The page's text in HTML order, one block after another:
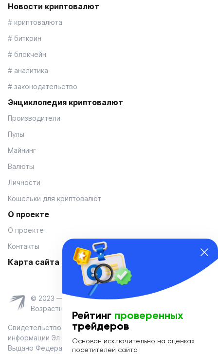
Новости криптовалют
# криптовалюта
# биткоин
# блокчейн
# аналитика
# законодательство
Энциклопедия криптовалют
Производители
Пулы
Майнинг
Валюты
Личности
Кошельки для криптовалют
О проекте
О проекте
Контакты
Карта сайта
© 2023 — Coinmania
Возрастное ограничение 16+
Свидетельство о регистрации средства массовой
информации Эл № ФС 77-74908 от «25» января 2019 г.
Выдано Федеральной службой по надзору в сфере связи,
Рейтинг проверенных
трейдеров
Основан исключительно на оценках
посетителей сайта